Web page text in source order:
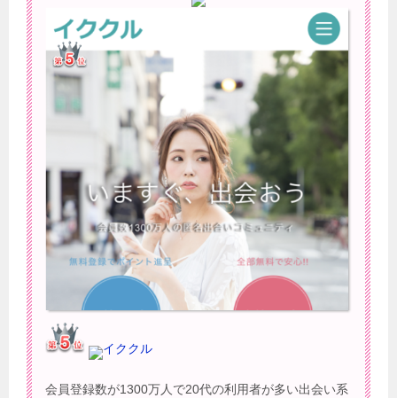
イククル
会員登録数が1300万人で20代の利用者が多い出会い系